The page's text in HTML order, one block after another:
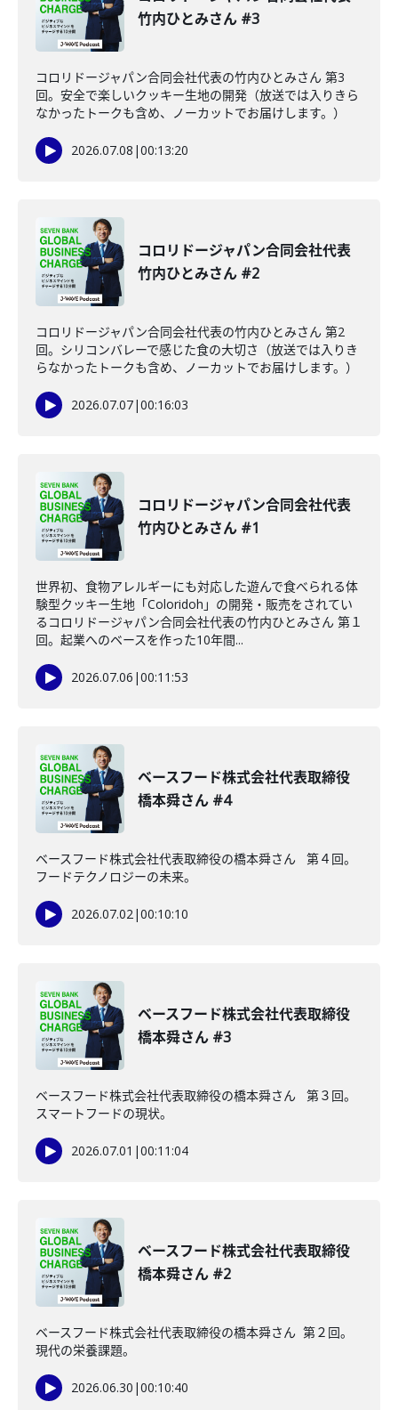
竹内ひとみさん #3
コロリドージャパン合同会社代表の竹内ひとみさん 第3
回。安全で楽しいクッキー生地の開発（放送では入りきら
なかったトークも含め、ノーカットでお届けします。）
2026.07.08 |00:13:20
コロリドージャパン合同会社代表
竹内ひとみさん #2
コロリドージャパン合同会社代表の竹内ひとみさん 第2
回。シリコンバレーで感じた食の大切さ（放送では入りき
らなかったトークも含め、ノーカットでお届けします。）
2026.07.07|00:16:03
コロリドージャパン合同会社代表
竹内ひとみさん #1
世界初、食物アレルギーにも対応した遊んで食べられる体
験型クッキー生地「Coloridoh」の開発・販売をされてい
るコロリドージャパン合同会社代表の竹内ひとみさん 第１
回。起業へのベースを作った10年間...
2026.07.06 |00:11:53
ベースフード株式会社代表取締役
橋本舜さん #4
ベースフード株式会社代表取締役の橋本舜さん 第４回。
フードテクノロジーの未来。
2026.07.02|00:10:10
ベースフード株式会社代表取締役
橋本舜さん #3
ベースフード株式会社代表取締役の橋本舜さん 第３回。
スマートフードの現状。
2026.07.01 |00:11:04
ベースフード株式会社代表取締役
橋本舜さん #2
ベースフード株式会社代表取締役の橋本舜さん 第２回。
現代の栄養課題。
2026.06.30 |00:10:40